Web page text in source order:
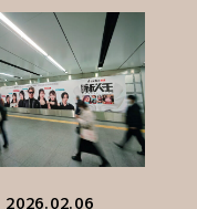
2026.02.06